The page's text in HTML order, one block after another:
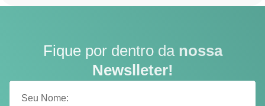
Fique por dentro da nossa
Newslleter!